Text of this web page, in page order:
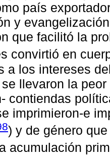
país
y
que facilitó la
convirtió en
a los intereses
llevaron la
contiendas
imprimieron-e
) y de género
acumulación